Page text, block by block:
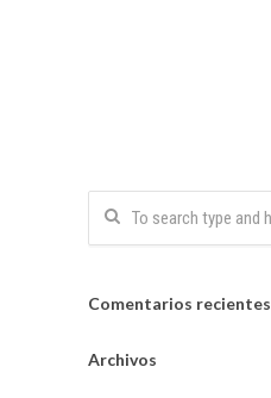
Comentarios recientes
Archivos